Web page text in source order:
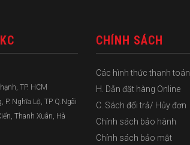
TP. HCM
Nghĩa Lộ, TP Q.Ngãi
Thanh Xuân, Hà
CHÍNH SÁCH
Các hình thức thanh toán
H. Dẫn đặt hàng Online
C. Sách đổi trả/ Hủy đơn
Chính sách bảo hành
Chính sách bảo mật